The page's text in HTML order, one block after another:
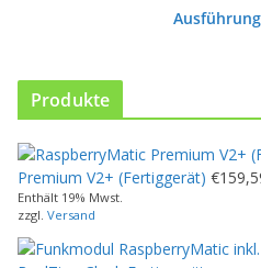
s
e
s
P
r
o
d
Produkte
Premium V2+ (Fertiggerät) €
Enthält 19% Mwst.
zzgl. Versand